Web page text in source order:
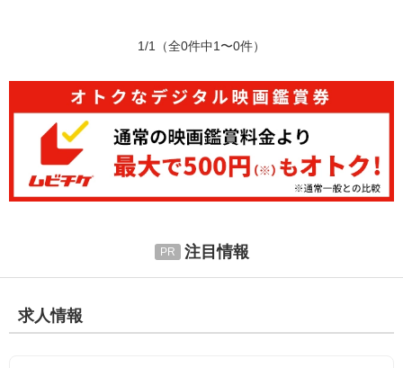
1/1 （全0件中1〜0件）
注目情報
求人情報